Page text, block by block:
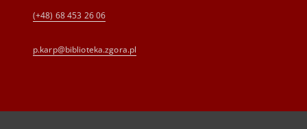
(+48) 68 453 26 06
p.karp@biblioteka.zgora.pl